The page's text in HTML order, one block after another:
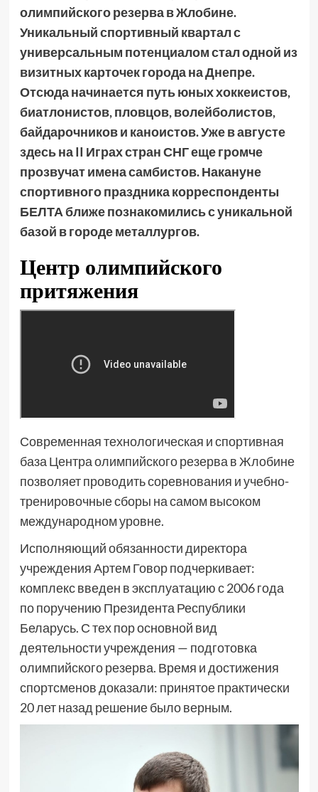
олимпийского резерва в Жлобине.
Уникальный спортивный квартал с
универсальным потенциалом стал одной из
визитных карточек города на Днепре.
Отсюда начинается путь юных хоккеистов,
биатлонистов, пловцов, волейболистов,
байдарочников и каноистов. Уже в августе
здесь на II Играх стран СНГ еще громче
прозвучат имена самбистов. Накануне
спортивного праздника корреспонденты
БЕЛТА ближе познакомились с уникальной
базой в городе металлургов.
Центр олимпийского
притяжения
Современная технологическая и спортивная
база Центра олимпийского резерва в Жлобине
позволяет проводить соревнования и учебно-
тренировочные сборы на самом высоком
международном уровне.
Исполняющий обязанности директора
учреждения Артем Говор подчеркивает:
комплекс введен в эксплуатацию с 2006 года
по поручению Президента Республики
Беларусь. С тех пор основной вид
деятельности учреждения — подготовка
олимпийского резерва. Время и достижения
спортсменов доказали: принятое практически
20 лет назад решение было верным.